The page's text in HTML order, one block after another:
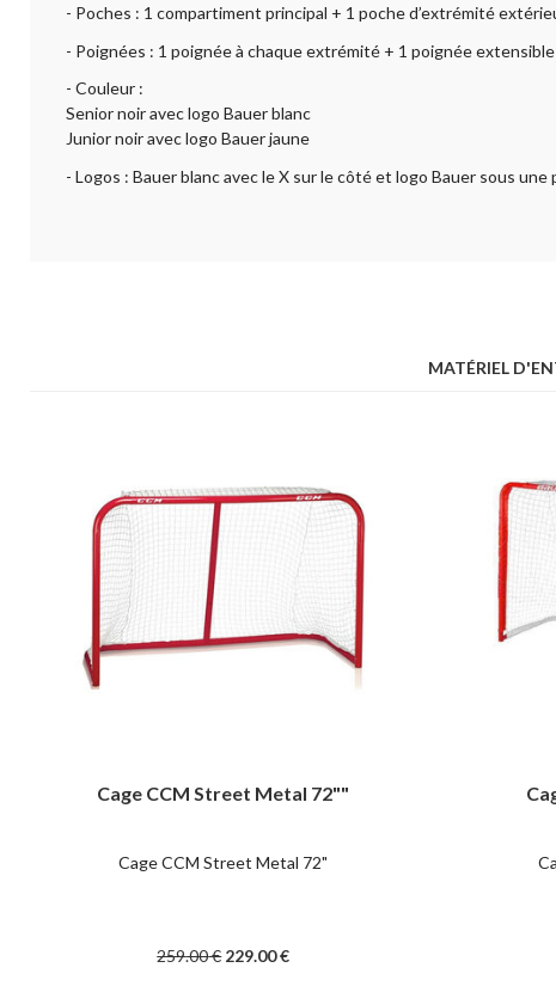
- Poches : 1 compartiment principal + 1 poche d’extrémité
- Poignées : 1 poignée à chaque extrémité + 1 poignée
- Couleur :
Senior noir avec logo Bauer blanc
Junior noir avec logo Bauer jaune
- Logos : Bauer blanc avec le X sur le côté et logo Bauer sous une
MATÉRIEL
Cage CCM Street Metal 72""
Cage CCM Street Metal 72"
259.00€ 229.00€